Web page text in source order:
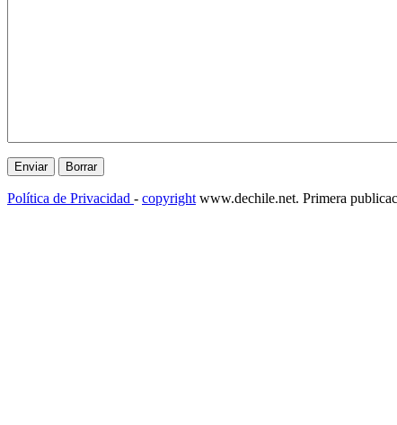
Política de Privacidad - copyright www.dechile.net. Primera